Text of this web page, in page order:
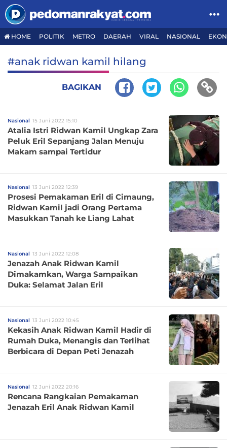
HOME POLITIK METRO DAERAH VIRAL NASIONAL
#anak ridwan kamil hilang
BAGIKAN
Nasional 15 Juni 2022 15:10
Atalia Istri Ridwan Kamil Ungkap Zara
Peluk Eril Sepanjang Jalan Menuju
Makam sampai Tertidur
Nasional 13 Juni 2022 12:39
Prosesi Pemakaman Eril di Cimaung,
Ridwan Kamil jadi Orang Pertama
Masukkan Tanah ke Liang Lahat
Nasional 13 Juni 2022 12:08
Jenazah Anak Ridwan Kamil
Dimakamkan, Warga Sampaikan
Duka: Selamat Jalan Eril
Nasional 13 Juni 2022 10:45
Kekasih Anak Ridwan Kamil Hadir di
Rumah Duka, Menangis dan Terlihat
Berbicara di Depan Peti Jenazah
Nasional 12 Juni 2022 20:16
Rencana Rangkaian Pemakaman
Jenazah Eril Anak Ridwan Kamil